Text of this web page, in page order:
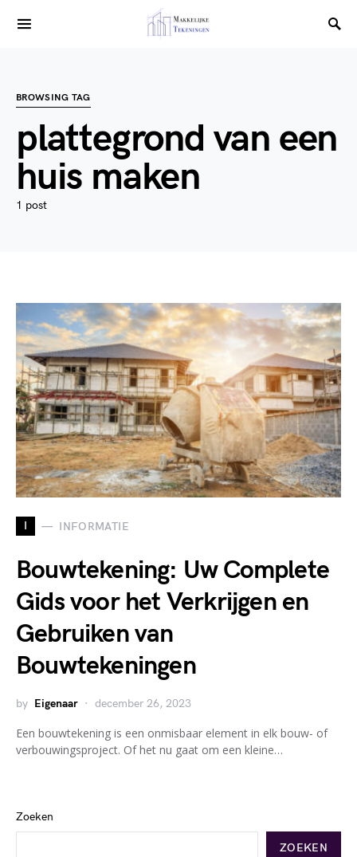
BROWSING TAG
plattegrond van een
huis maken
1 post
I INFORMATIE
Bouwtekening: Uw Complete
Gids voor het Verkrijgen en
Gebruiken van
Bouwtekeningen
by Eigenaar december 26, 2023
Een bouwtekening is een onmisbaar element in elk bouw- of
verbouwingsproject. Of het nu gaat om een kleine…
Zoeken
ZOEKEN